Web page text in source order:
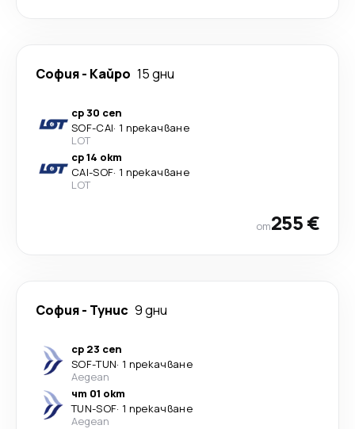
София- Кайро 15 дни
ср 30 сеп
SOF-CAI· 1 прекачване
LOT
ср 14 окт
CAI-SOF· 1 прекачване
LOT
от255 €
София- Тунис 9 дни
ср 23 сеп
SOF-TUN· 1 прекачване
Aegean
чт 01 окт
TUN-SOF· 1 прекачване
Aegean